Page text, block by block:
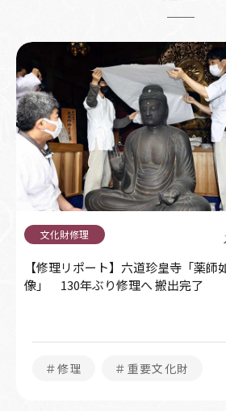
【修理リポート】六道珍皇寺「薬師
像」 130年ぶり修理へ 搬出完了
＃修理 ＃重要文化財